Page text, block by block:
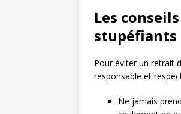
Les
stupéfiants
Pour éviter un retrait
responsable et
Ne jamais